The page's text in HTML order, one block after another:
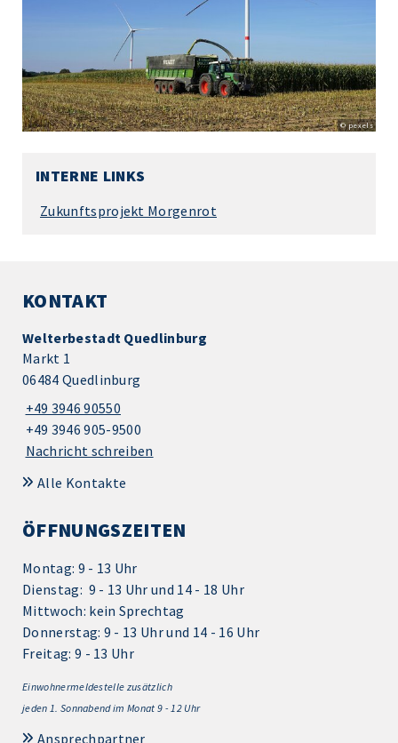
© pexels
INTERNE LINKS
Zukunftsprojekt Morgenrot
KONTAKT
Welterbestadt Quedlinburg
Markt 1
06484 Quedlinburg
+49 3946 90550
+49 3946 905-9500
Nachricht schreiben
Alle Kontakte
ÖFFNUNGSZEITEN
Montag: 9 - 13 Uhr
Dienstag: 9 - 13 Uhr und 14 - 18 Uhr
Mittwoch: kein Sprechtag
Donnerstag: 9 - 13 Uhr und 14 - 16 Uhr
Freitag: 9 - 13 Uhr
Einwohnermeldestelle zusätzlich
jeden 1. Sonnabend im Monat 9 - 12 Uhr
Ansprechpartner